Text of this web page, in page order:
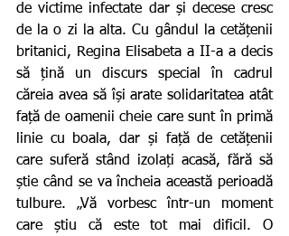
de victime infectate dar și decese cresc
de la o zi la alta. Cu gândul la cetățenii
britanici, Regina Elisabeta a II-a a decis
să țină un discurs special în cadrul
căreia avea să își arate solidaritatea atât
față de oamenii cheie care sunt în primă
linie cu boala, dar și față de cetățenii
care suferă stând izolați acasă, fără să
știe când se va încheia această perioadă
tulbure. „Vă vorbesc într-un moment
care știu că este tot mai dificil. O